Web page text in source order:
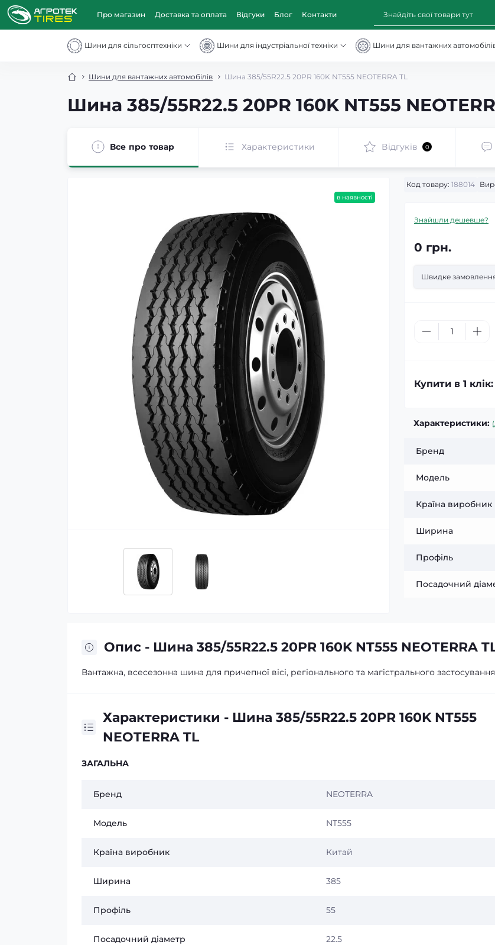
Про магазин Доставка та оплата Відгуки Блог Контакти
Шини для сільгосптехніки Шини для індустріальної техніки
Шини для вантажних
Шини для вантажних автомобілів Шина 385/55R22.5 20PR 160K NT555 NEOTERRA TL
Шина 385/55R22.5 20PR 160K NT555
Все про товар Характеристики Відгуків 0
в наявності
Код товару: 188014
Знайшли дешевше?
0 грн.
Швидке
Купити в 1 клік:
Характеристики:
Бренд
Модель
Країна виробник
Ширина
Профіль
Посадочний
Опис - Шина 385/55R22.5 20PR 160K NT555 NEOTERRA
Вантажна, всесезонна шина для причепної вісі, регіонального та магістрального
Характеристики - Шина 385/55R22.5 20PR 160K NT555
NEOTERRA TL
ЗАГАЛЬНА
Бренд NEOTERRA
Модель NT555
Країна виробник Китай
Ширина 385
Профіль 55
Посадочний діаметр 22.5